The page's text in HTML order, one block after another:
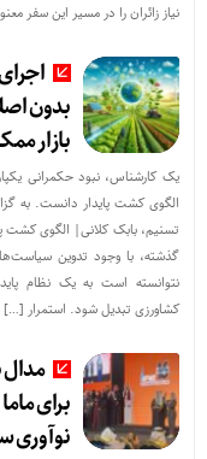
نیاز زائران را در مسیر این سفر
بدون
بازار
یک کارشناس، نبود حکمرانی
الگوی کشت پایدار دانست. به
تسنیم، بابک کلانی| الگوی کشت
گذشته، با وجود تدوین سیاست‌ها
نتوانسته است به یک نظام
کشاورزی تبدیل شود. استمرار […]
مدال
برای
نوآوری